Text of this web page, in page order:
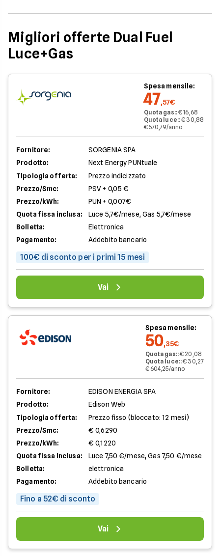
Migliori offerte Dual Fuel
Luce+Gas
Spesa mensile:
47,57€
Quota gas::€ 16,68
Quota luce::€ 30,88
€ 570,79/anno
Fornitore:
SORGENIA SPA
Prodotto:
Next Energy PUNtuale
Tipologia offerta:
Prezzo indicizzato
Prezzo/Smc:
PSV + 0,05 €
Prezzo/kWh:
PUN + 0,007€
Quota fissa inclusa:
Luce 5,7€/mese, Gas 5,7€/mese
Bolletta:
Elettronica
Pagamento:
Addebito bancario
100€ di sconto per i primi 15 mesi
Vai
Spesa mensile:
50,35€
Quota gas::€ 20,08
Quota luce::€ 30,27
€ 604,25/anno
Fornitore:
EDISON ENERGIA SPA
Prodotto:
Edison Web
Tipologia offerta:
Prezzo fisso (bloccato: 12 mesi)
Prezzo/Smc:
€ 0,6290
Prezzo/kWh:
€ 0,1220
Quota fissa inclusa:
Luce 7,50 €/mese, Gas 7,50 €/mese
Bolletta:
elettronica
Pagamento:
Addebito bancario
Fino a 52€ di sconto
Vai